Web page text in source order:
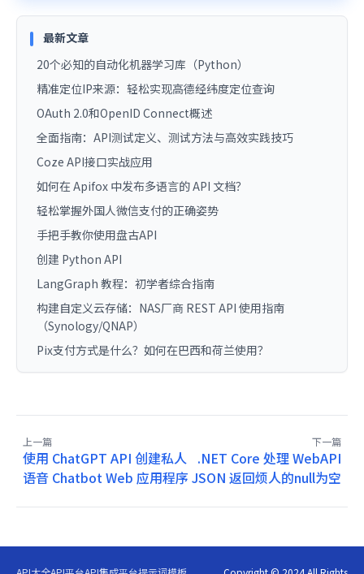
最新文章
20个必知的自动化机器学习库（Python）
精准定位IP来源：轻松实现高德经纬度定位查询
OAuth 2.0和OpenID Connect概述
全面指南：API测试定义、测试方法与高效实践技巧
Coze API接口实战应用
如何在 Apifox 中发布多语言的 API 文档？
轻松掌握外国人微信支付的正确姿势
手把手教你使用盘古API
创建 Python API
LangGraph 教程：初学者综合指南
构建自定义云存储：NAS厂商 REST API 使用指南
（Synology/QNAP）
Pix支付方式是什么？如何在巴西和荷兰使用？
上一篇
使用 ChatGPT API 创建私人
语音 Chatbot Web 应用程序
下一篇
.NET Core 处理 WebAPI
JSON 返回烦人的null为空